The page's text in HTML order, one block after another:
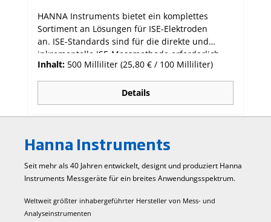
HANNA Instruments bietet ein komplettes
Sortiment an Lösungen für ISE-Elektroden
an. ISE-Standards sind für die direkte und
inkrementelle ISE-Messmethode erforderlich.
Sie sind für eine Vielfalt von ISE-Parametern mit
Analysezertifikat erhältlich. ISA-Lösungen
dienen der Verdünnung von Proben und
Kalibrierstandards. Sie sorgen für ein
Gleichgewicht der Ionenaktivität in allen
Justierer enthalten, oder Substanzen, die vor
Inhalt: 500 Milliliter (25,80 € / 100 Milliliter)
Details
Hanna Instruments
Seit mehr als 40 Jahren entwickelt, designt und produziert Hanna
Instruments Mess­geräte für ein breites Anwendungs­spektrum.
Weltweit größter inhabergeführter Hersteller von Mess- und
Analyseinstrumenten